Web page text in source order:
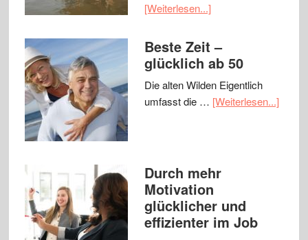
[Weiterlesen...]
Beste Zeit –
glücklich ab 50
Die alten Wilden Eigentlich
umfasst die … [Weiterlesen...]
Durch mehr
Motivation
glücklicher und
effizienter im Job